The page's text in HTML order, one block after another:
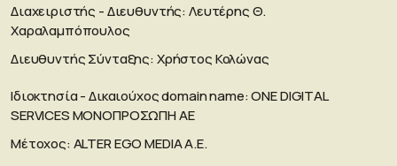
Διαχειριστής - Διευθυντής: Λευτέρης Θ.
Χαραλαμπόπουλος
Διευθυντής Σύνταξης: Χρήστος Κολώνας
Ιδιοκτησία - Δικαιούχος domain name: ΟΝΕ DIGITAL
SERVICES MONOΠΡΟΣΩΠΗ ΑΕ
Μέτοχος: ALTER EGO MEDIA A.E.